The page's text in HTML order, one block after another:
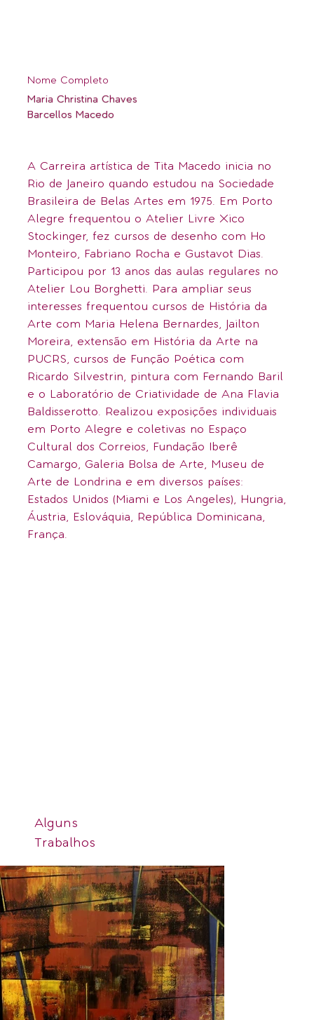
Nome Completo
Maria Christina Chaves
Barcellos Macedo
A Carreira artística de Tita Macedo inicia no
Rio de Janeiro quando estudou na Sociedade
Brasileira de Belas Artes em 1975. Em Porto
Alegre frequentou o Atelier Livre Xico
Stockinger, fez cursos de desenho com Ho
Monteiro, Fabriano Rocha e Gustavot Dias.
Participou por 13 anos das aulas regulares no
Atelier Lou Borghetti. Para ampliar seus
interesses frequentou cursos de História da
Arte com Maria Helena Bernardes, Jailton
Moreira, extensão em História da Arte na
PUCRS, cursos de Função Poética com
Ricardo Silvestrin, pintura com Fernando Baril
e o Laboratório de Criatividade de Ana Flavia
Baldisserotto. Realizou exposições individuais
em Porto Alegre e coletivas no Espaço
Cultural dos Correios, Fundação Iberê
Camargo, Galeria Bolsa de Arte, Museu de
Arte de Londrina e em diversos países:
Estados Unidos (Miami e Los Angeles), Hungria,
Áustria, Eslováquia, República Dominicana,
França.
Alguns
Trabalhos